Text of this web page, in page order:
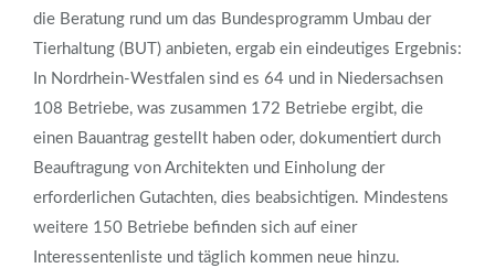
die Beratung rund um das Bundesprogramm Umbau der
Tierhaltung (BUT) anbieten, ergab ein eindeutiges Ergebnis:
In Nordrhein-Westfalen sind es 64 und in Niedersachsen
108 Betriebe, was zusammen 172 Betriebe ergibt, die
einen Bauantrag gestellt haben oder, dokumentiert durch
Beauftragung von Architekten und Einholung der
erforderlichen Gutachten, dies beabsichtigen. Mindestens
weitere 150 Betriebe befinden sich auf einer
Interessentenliste und täglich kommen neue hinzu.